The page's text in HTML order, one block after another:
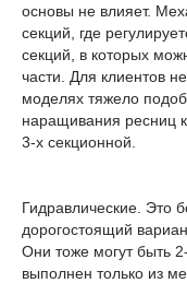
основы не влияет.
секций, где
секций, в которых
части. Для клиентов
моделях тяжело
наращивания ресниц
3-х секционной.
Гидравлические. Это
дорогостоящий
Они тоже могут быть
выполнен только из